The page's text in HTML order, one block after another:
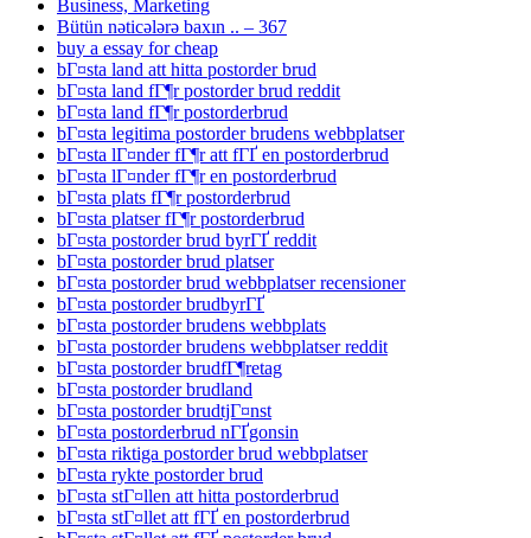
Business, Marketing
Bütün nəticələrə baxın .. – 367
buy a essay for cheap
bГ¤sta land att hitta postorder brud
bГ¤sta land fГ¶r postorder brud reddit
bГ¤sta land fГ¶r postorderbrud
bГ¤sta legitima postorder brudens webbplatser
bГ¤sta lГ¤nder fГ¶r att fГҐ en postorderbrud
bГ¤sta lГ¤nder fГ¶r en postorderbrud
bГ¤sta plats fГ¶r postorderbrud
bГ¤sta platser fГ¶r postorderbrud
bГ¤sta postorder brud byrГҐ reddit
bГ¤sta postorder brud platser
bГ¤sta postorder brud webbplatser recensioner
bГ¤sta postorder brudbyrГҐ
bГ¤sta postorder brudens webbplats
bГ¤sta postorder brudens webbplatser reddit
bГ¤sta postorder brudfГ¶retag
bГ¤sta postorder brudland
bГ¤sta postorder brudtjГ¤nst
bГ¤sta postorderbrud nГҐgonsin
bГ¤sta riktiga postorder brud webbplatser
bГ¤sta rykte postorder brud
bГ¤sta stГ¤llen att hitta postorderbrud
bГ¤sta stГ¤llet att fГҐ en postorderbrud